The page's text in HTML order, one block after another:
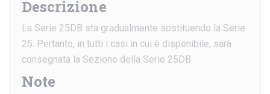
Descrizione
La Serie 25DB sta gradualmente sostituendo la Serie
25. Pertanto, in tutti i casi in cui è disponibile, sarà
consegnata la Sezione della Serie 25DB.
Note